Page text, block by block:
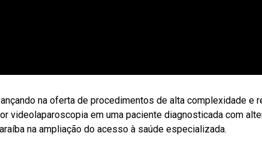
na oferta de procedimentos de alta complexidade e
videolaparoscopia em uma paciente diagnosticada com
na ampliação do acesso à saúde especializada.